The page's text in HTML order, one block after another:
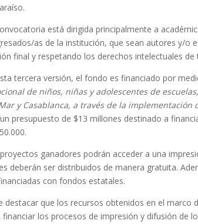
está dirigida principalmente a
as de la institución, que sean autores y/o
final y respetando los derechos intelectuales
tercera versión, el fondo es financiado por
de niños, niñas y adolescentes de
y Casablanca, a través de la
presupuesto de $13 millones destinado a
ganadores podrán acceder a una
deberán ser distribuidos de manera gratuita.
con fondos estatales.
destacar que los recursos obtenidos en el
financiar los procesos de impresión y difusión de